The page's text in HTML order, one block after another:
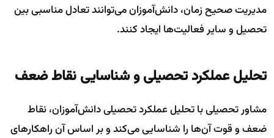
مدیریت صحیح زمان، دانش‌آموزان می‌توانند تعادل مناسبی بین
تحصیل و سایر فعالیت‌ها ایجاد کنند.
تحلیل عملکرد تحصیلی و شناسایی نقاط ضعف
مشاور تحصیلی با تحلیل عملکرد تحصیلی دانش‌آموزان، نقاط
ضعف و قوت آن‌ها را شناسایی می‌کند و بر اساس آن راهکارهای